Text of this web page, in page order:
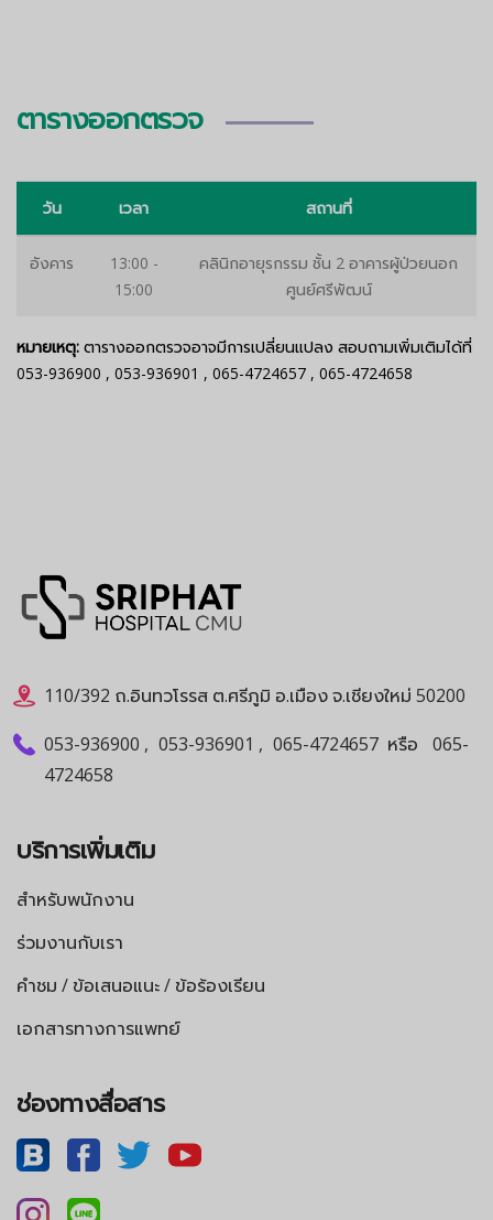
ตารางออกตรวจ
วัน เวลา สถานที่
อังคาร
13:00 -
15:00
คลินิกอายุรกรรม ชั้น 2 อาคารผู้ป่วยนอก
ศูนย์ศรีพัฒน์
หมายเหตุ: ตารางออกตรวจอาจมีการเปลี่ยนแปลง สอบถามเพิ่มเติมได้ที่
053-936900 , 053-936901 , 065-4724657 , 065-4724658
110/392 ถ.อินทวโรรส ต.ศรีภูมิ อ.เมือง จ.เชียงใหม่ 50200
053-936900 , 053-936901 , 065-4724657 หรือ
065-
4724658
บริการเพิ่มเติม
สำหรับพนักงาน
ร่วมงานกับเรา
คำชม / ข้อเสนอแนะ / ข้อร้องเรียน
เอกสารทางการแพทย์
ช่องทางสื่อสาร